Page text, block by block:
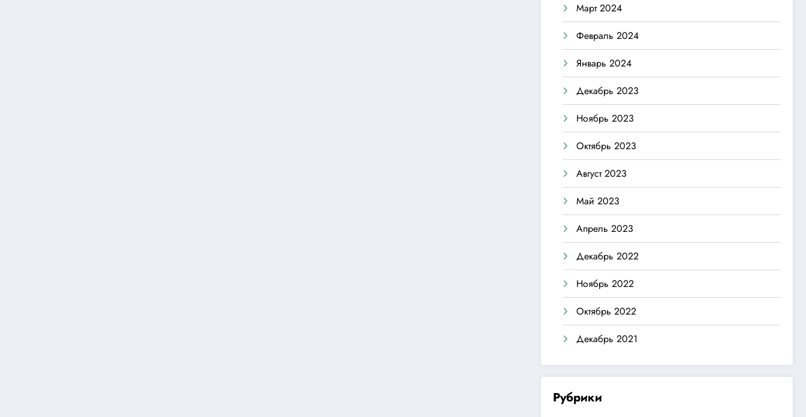
Март 2024
Февраль 2024
Январь 2024
Декабрь 2023
Ноябрь 2023
Октябрь 2023
Август 2023
Май 2023
Апрель 2023
Декабрь 2022
Ноябрь 2022
Октябрь 2022
Декабрь 2021
Рубрики